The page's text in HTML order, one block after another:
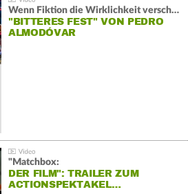
Wenn Fiktion die Wirklichkeit verschiebt:
"BITTERES FEST" VON PEDRO
ALMODÓVAR
"Matchbox:
DER FILM": TRAILER ZUM
ACTIONSPEKTAKEL…